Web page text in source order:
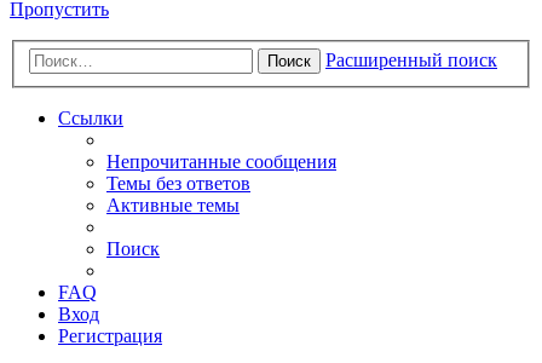
Пропустить
Поиск Расширенный поиск
Ссылки
Непрочитанные сообщения
Темы без ответов
Активные темы
Поиск
FAQ
Вход
Регистрация